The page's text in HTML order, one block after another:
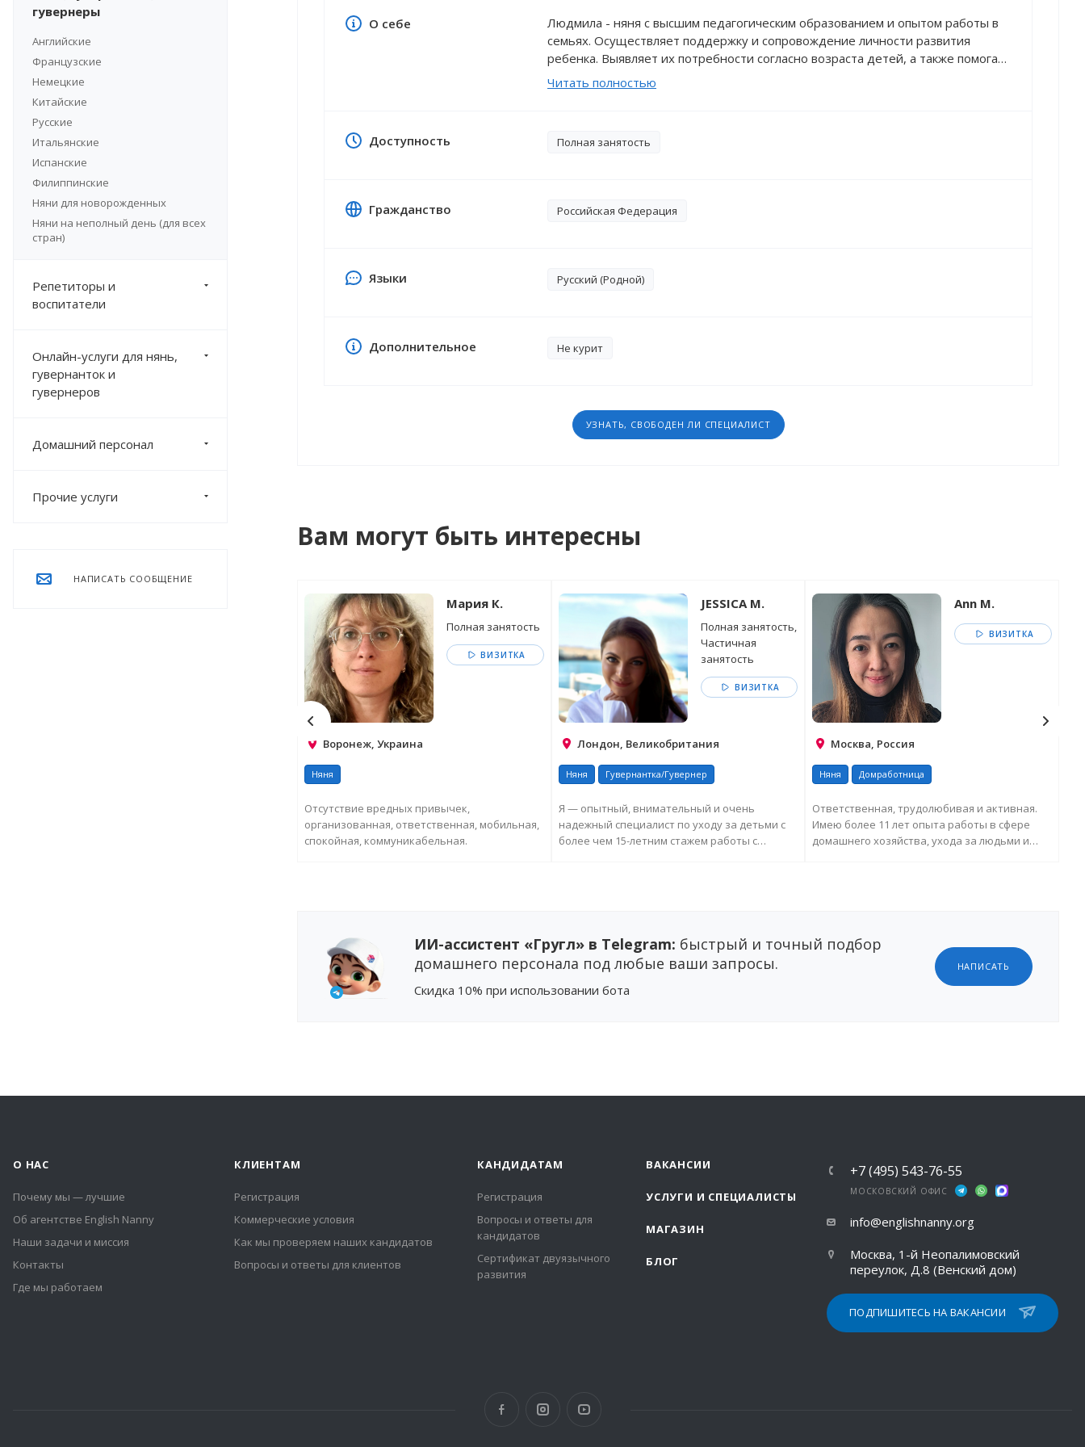
гувернеры
Английские
Французские
Немецкие
Китайские
Русские
Итальянские
Испанские
Филиппинские
Няни для новорожденных
Няни на неполный день (для всех
стран)
Репетиторы и
воспитатели
Онлайн-услуги для нянь,
гувернанток и
гувернеров
Домашний персонал
Прочие услуги
НАПИСАТЬ СООБЩЕНИЕ
О себе
Людмила - няня с высшим педагогическим образованием и опытом работы в
семьях. Осуществляет поддержку и сопровождение личности развития
ребенка. Выявляет их потребности согласно возраста детей, а также помогает
в выявлении и решении индивидуальных проблем ребенка. Занимается
подготовкой к школе, своевременной коррекцией и развитием речи, памяти,
медицинской помощи.
Читать полностью
Доступность Полная занятость
Гражданство Российская Федерация
Языки Русский (Родной)
Дополнительное Не курит
УЗНАТЬ, СВОБОДЕН ЛИ СПЕЦИАЛИСТ
Вам могут быть интересны
Мария К.
Полная занятость
ВИЗИТКА
Воронеж, Украина
Няня
Отсутствие вредных привычек,
организованная, ответственная, мобильная,
спокойная, коммуникабельная.
JESSICA M.
Полная занятость,
Частичная
занятость
ВИЗИТКА
Лондон, Великобритания
Няня Гувернантка/Гувернер
Я — опытный, внимательный и очень
надежный специалист по уходу за детьми с
более чем 15-летним стажем работы с
Ann M.
ВИЗИТКА
Москва, Россия
Няня Домработница
Ответственная, трудолюбивая и активная.
Имею более 11 лет опыта работы в сфере
домашнего хозяйства, ухода за людьми и
ИИ-ассистент «Гругл» в Telegram: быстрый и точный подбор
домашнего персонала под любые ваши запросы.
НАПИСАТЬ
Cкидка 10% при использовании бота
О НАС
Почему мы — лучшие
Об агентстве English Nanny
Наши задачи и миссия
Контакты
Где мы работаем
КЛИЕНТАМ
Регистрация
Коммерческие условия
Как мы проверяем наших кандидатов
Вопросы и ответы для клиентов
КАНДИДАТАМ
Регистрация
Вопросы и ответы для
кандидатов
Сертификат двуязычного
развития
ВАКАНСИИ
УСЛУГИ И СПЕЦИАЛИСТЫ
МАГАЗИН
БЛОГ
+7 (495) 543-76-55
МОСКОВСКИЙ ОФИС
info@englishnanny.org
Москва, 1-й Неопалимовский
переулок, Д.8 (Венский дом)
ПОДПИШИТЕСЬ НА ВАКАНСИИ